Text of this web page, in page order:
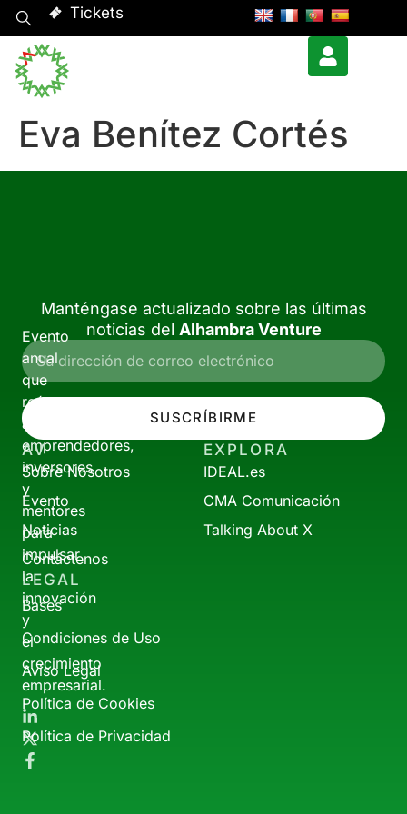
Tickets
Eva Benítez Cortés
Evento
anual
que
reúne
a
emprendedores,
inversores
y
mentores
para
impulsar
la
innovación
y
el
crecimiento
empresarial.
Manténgase actualizado sobre las últimas
noticias del Alhambra Venture
SUSCRÍBIRME
AV
Sobre Nosotros
Evento
Noticias
Contáctenos
EXPLORA
IDEAL.es
CMA Comunicación
Talking About X
LEGAL
Bases
Condiciones de Uso
Aviso Legal
Política de Cookies
Política de Privacidad